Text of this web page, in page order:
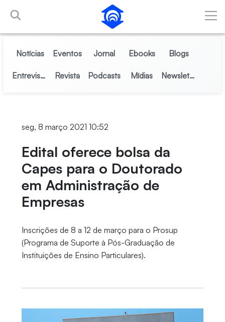
Pular para o Conteúdo principal
Notícias Eventos Jornal Ebooks Blogs
Entrevistas Revista Podcasts Mídias Newsletter
seg, 8 março 2021 10:52
Edital oferece bolsa da
Capes para o Doutorado
em Administração de
Empresas
Inscrições de 8 a 12 de março para o Prosup
(Programa de Suporte à Pós-Graduação de
Instituições de Ensino Particulares).